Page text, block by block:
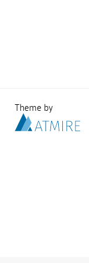
Theme by